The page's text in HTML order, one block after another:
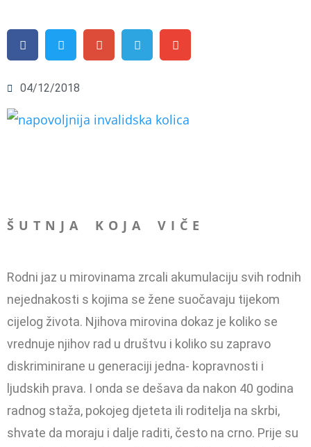
04/12/2018
Š U T N J A K O J A V I Č E
Rodni jaz u mirovinama zrcali akumulaciju svih rodnih
nejed­nakosti s kojima se žene suoča­vaju tijekom
cijelog života. Njihova mirovina dokaz je koliko se
vrednuje njihov rad u društvu i koliko su zapra­vo
diskriminirane u generaciji jedna- kopravnosti i
ljudskih prava. I onda se dešava da nakon 40 godina
rad­nog staža, pokojeg djeteta ili rodite­lja na skrbi,
shvate da moraju i dalje raditi, često na crno. Prije su